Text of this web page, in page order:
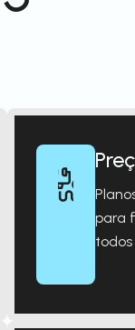
para
todos